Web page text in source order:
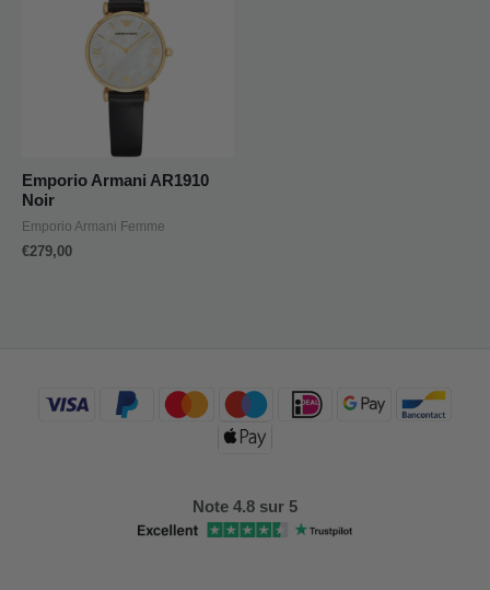
Emporio Armani AR1910
Noir
Emporio Armani Femme
€279,00
Note 4.8 sur 5